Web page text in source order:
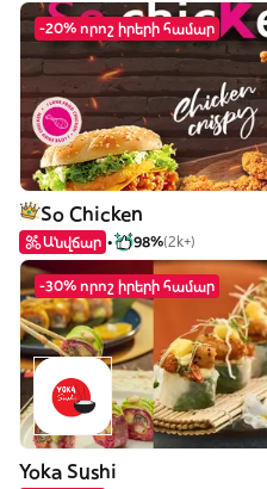
-20% որոշ իրերի համար
So Chicken
Անվճար 98%(2k+)
-30% որոշ իրերի համար
Yoka Sushi